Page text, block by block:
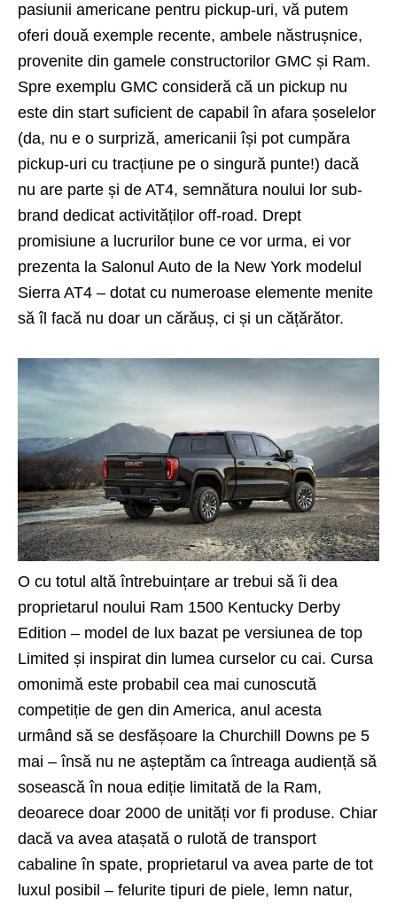
pasiunii americane pentru pickup-uri, vă putem
oferi două exemple recente, ambele năstrușnice,
provenite din gamele constructorilor GMC și Ram.
Spre exemplu GMC consideră că un pickup nu
este din start suficient de capabil în afara șoselelor
(da, nu e o surpriză, americanii își pot cumpăra
pickup-uri cu tracțiune pe o singură punte!) dacă
nu are parte și de AT4, semnătura noului lor sub-
brand dedicat activităților off-road. Drept
promisiune a lucrurilor bune ce vor urma, ei vor
prezenta la Salonul Auto de la New York modelul
Sierra AT4 – dotat cu numeroase elemente menite
să îl facă nu doar un cărăuș, ci și un cățărător.
O cu totul altă întrebuințare ar trebui să îi dea
proprietarul noului Ram 1500 Kentucky Derby
Edition – model de lux bazat pe versiunea de top
Limited și inspirat din lumea curselor cu cai. Cursa
omonimă este probabil cea mai cunoscută
competiție de gen din America, anul acesta
urmând să se desfășoare la Churchill Downs pe 5
mai – însă nu ne așteptăm ca întreaga audiență să
sosească în noua ediție limitată de la Ram,
deoarece doar 2000 de unități vor fi produse. Chiar
dacă va avea atașată o rulotă de transport
cabaline în spate, proprietarul va avea parte de tot
luxul posibil – felurite tipuri de piele, lemn natur,